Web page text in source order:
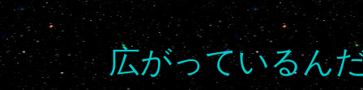
広がっている